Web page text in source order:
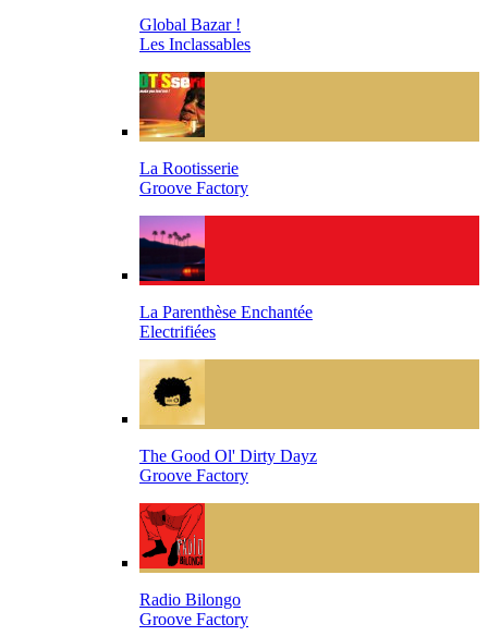
Global Bazar !
Les Inclassables
La Rootisserie
Groove Factory
La Parenthèse Enchantée
Electrifiées
The Good Ol' Dirty Dayz
Groove Factory
Radio Bilongo
Groove Factory